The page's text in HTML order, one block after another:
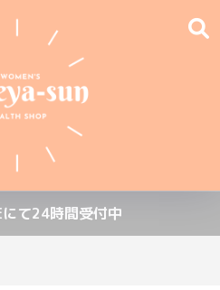
て24時間受付中